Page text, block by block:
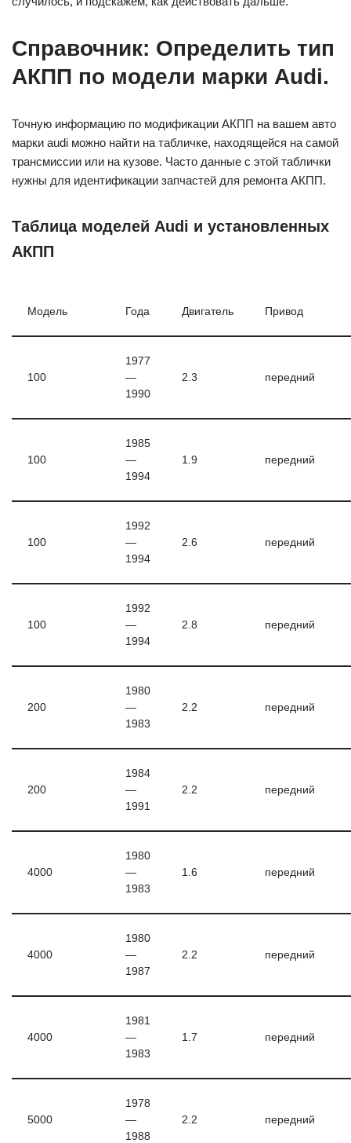
Справочник: Определить тип
АКПП по модели марки Audi.
Точную информацию по модификации АКПП на вашем авто
марки audi можно найти на табличке, находящейся на самой
трансмиссии или на кузове. Часто данные с этой таблички
нужны для идентификации запчастей для ремонта АКПП.
Таблица моделей Audi и установленных
АКПП
Модель Года Двигатель Привод
100
1977
—
1990
2.3 передний
100
1985
—
1994
1.9 передний
100
1992
—
1994
2.6 передний
100
1992
—
1994
2.8 передний
200
1980
—
1983
2.2 передний
200
1984
—
1991
2.2 передний
4000
1980
—
1983
1.6 передний
4000
1980
—
1987
2.2 передний
4000
1981
—
1983
1.7 передний
5000
1978
—
1988
2.2 передний